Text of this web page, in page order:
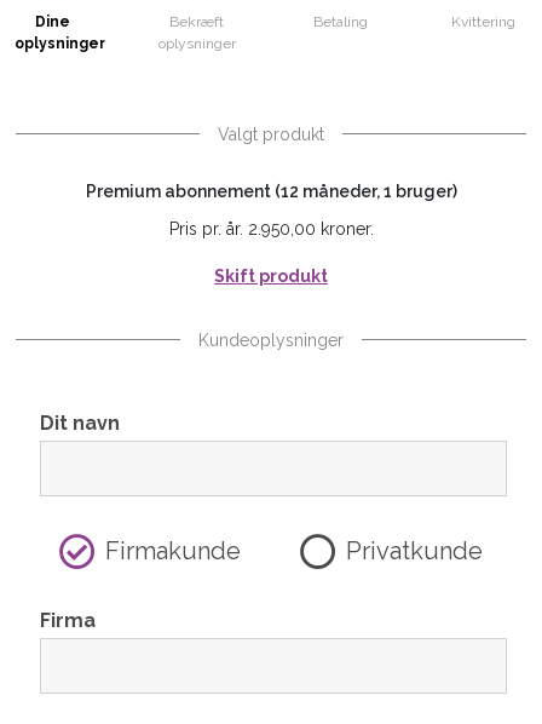
Dine
oplysninger
Bekræft
oplysninger
Betaling Kvittering
Valgt produkt
Premium abonnement (12 måneder, 1 bruger)
Pris pr. år. 2.950,00 kroner.
Skift produkt
Kundeoplysninger
Dit navn
Firmakunde Privatkunde
Firma